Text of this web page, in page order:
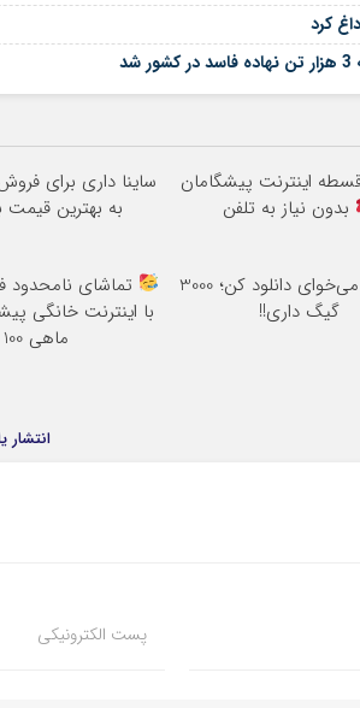
کرد
بدون نیاز به تلفن
ساینا داری برای
به بهترین
هرچقدر می‌خوای دانلود کن؛ 3000
گیگ داری!!
تماشای نامحدود
با اینترنت خانگی
ماهی 100
انتشار
پست الکترونیکی